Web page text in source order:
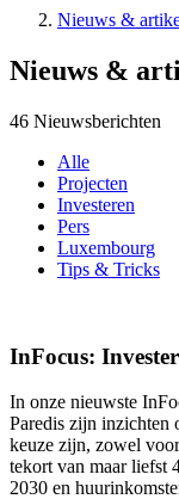
Nieuws &
Nieuws &
46 Nieuwsberichten
Alle
Projecten
Investeren
Pers
Luxembourg
Tips & Tricks
InFocus:
In onze nieuwste
Paredis zijn inzichten
keuze zijn, zowel
tekort van maar liefst
2030 en